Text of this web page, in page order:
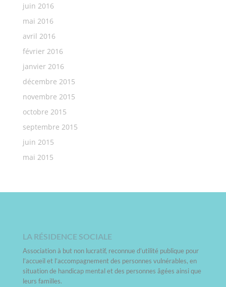
juin 2016
mai 2016
avril 2016
février 2016
janvier 2016
décembre 2015
novembre 2015
octobre 2015
septembre 2015
juin 2015
mai 2015
LA RÉSIDENCE SOCIALE
Association à but non lucratif, reconnue d’utilité publique pour
l’accueil et l’accompagnement des personnes vulnérables, en
situation de handicap mental et des personnes âgées ainsi que
leurs familles.